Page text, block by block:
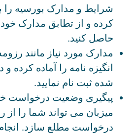
شرایط و مدارک بورسیه
کرده و از تطابق مدارک خود
حاصل کنید.
مدارک مورد نیاز مانند
انگیزه نامه را آماده کرده
شده ثبت نام نمایید.
پیگیری وضعیت درخواست
میزبان می تواند شما را از
درخواست مطلع سازد.